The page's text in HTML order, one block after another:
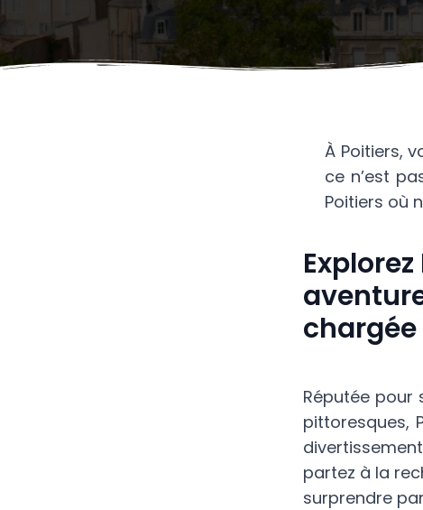
À Poitiers,
ce n’est
Poitiers où
chargée
Réputée pour
pittoresques,
partez à la
surprendre